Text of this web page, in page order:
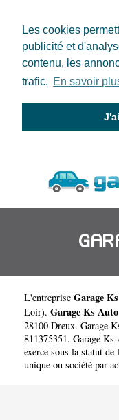
Les cookies
publicité et
contenu, les
trafic. En savoir
L'entreprise Garage
Loir). Garage Ks Auto
28100 Dreux. Garage
811375351. Garage
exerce sous la statut
unique ou société par